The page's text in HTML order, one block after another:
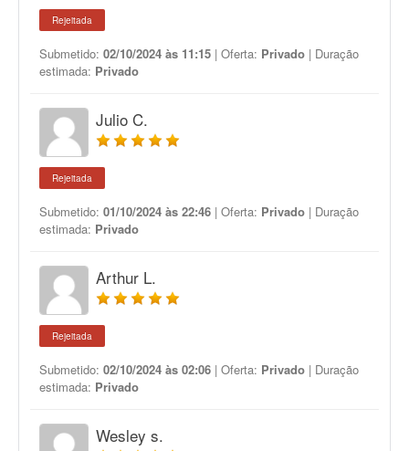
Rejeitada
Submetido: 02/10/2024 às 11:15 | Oferta: Privado | Duração
estimada: Privado
Julio C.
Rejeitada
Submetido: 01/10/2024 às 22:46 | Oferta: Privado | Duração
estimada: Privado
Arthur L.
Rejeitada
Submetido: 02/10/2024 às 02:06 | Oferta: Privado | Duração
estimada: Privado
Wesley s.